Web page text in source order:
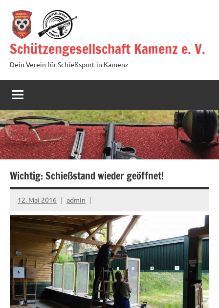
Inhalt
springen
Schützengesellschaft Kamenz e. V.
Dein Verein für Schießsport in Kamenz
Wichtig: Schießstand wieder geöffnet!
12. Mai 2016 admin